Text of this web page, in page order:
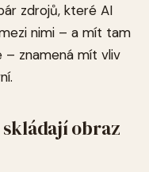
zdrojů, které AI
nimi – a mít tam
– znamená mít vliv
skládají obraz